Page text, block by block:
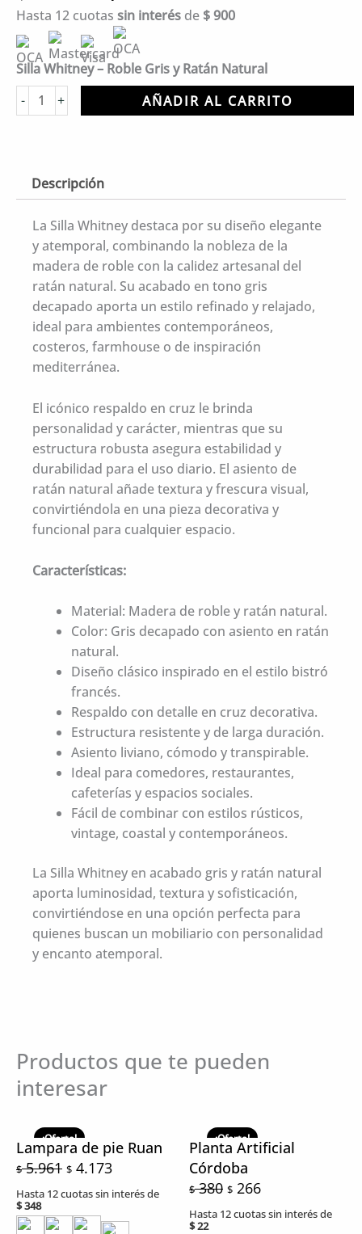
precio
original
era:
$ 15.441.
precio
$ 10.799.
Hasta 12 cuotas sin interés de $900
Silla Whitney – Roble Gris y Ratán Natural
-Silla
Whitney
+ AÑADIR AL CARRITO
Descripción
La Silla Whitney destaca por su diseño elegante
y atemporal, combinando la nobleza de la
madera de roble con la calidez artesanal del
ratán natural. Su acabado en tono gris
decapado aporta un estilo refinado y relajado,
ideal para ambientes contemporáneos,
costeros, farmhouse o de inspiración
mediterránea.
El icónico respaldo en cruz le brinda
personalidad y carácter, mientras que su
estructura robusta asegura estabilidad y
durabilidad para el uso diario. El asiento de
ratán natural añade textura y frescura visual,
convirtiéndola en una pieza decorativa y
funcional para cualquier espacio.
Características:
Material: Madera de roble y ratán natural.
Color: Gris decapado con asiento en ratán
natural.
Diseño clásico inspirado en el estilo bistró
francés.
Respaldo con detalle en cruz decorativa.
Estructura resistente y de larga duración.
Asiento liviano, cómodo y transpirable.
Ideal para comedores, restaurantes,
cafeterías y espacios sociales.
Fácil de combinar con estilos rústicos,
vintage, coastal y contemporáneos.
La Silla Whitney en acabado gris y ratán natural
aporta luminosidad, textura y sofisticación,
convirtiéndose en una opción perfecta para
quienes buscan un mobiliario con personalidad
y encanto atemporal.
Productos que te pueden
interesar
¡Oferta!
Lampara de pie Ruan
$5.961
precio
original
era:
$ 5.961.
$ 4.173
precio
actual
$ 4.173.
Hasta 12 cuotas sin interés de
$348
¡Oferta!
Planta Artificial
Córdoba
$380
precio
original
era:
$ 380.
$ 266
precio
actual
Hasta 12 cuotas sin interés de
$22